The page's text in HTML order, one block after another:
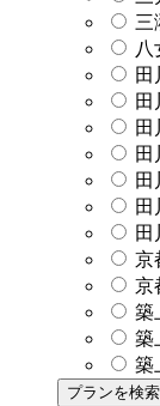
三
八
田
田
田
田
田
田
田
京
京
築
築
築
プランを検索